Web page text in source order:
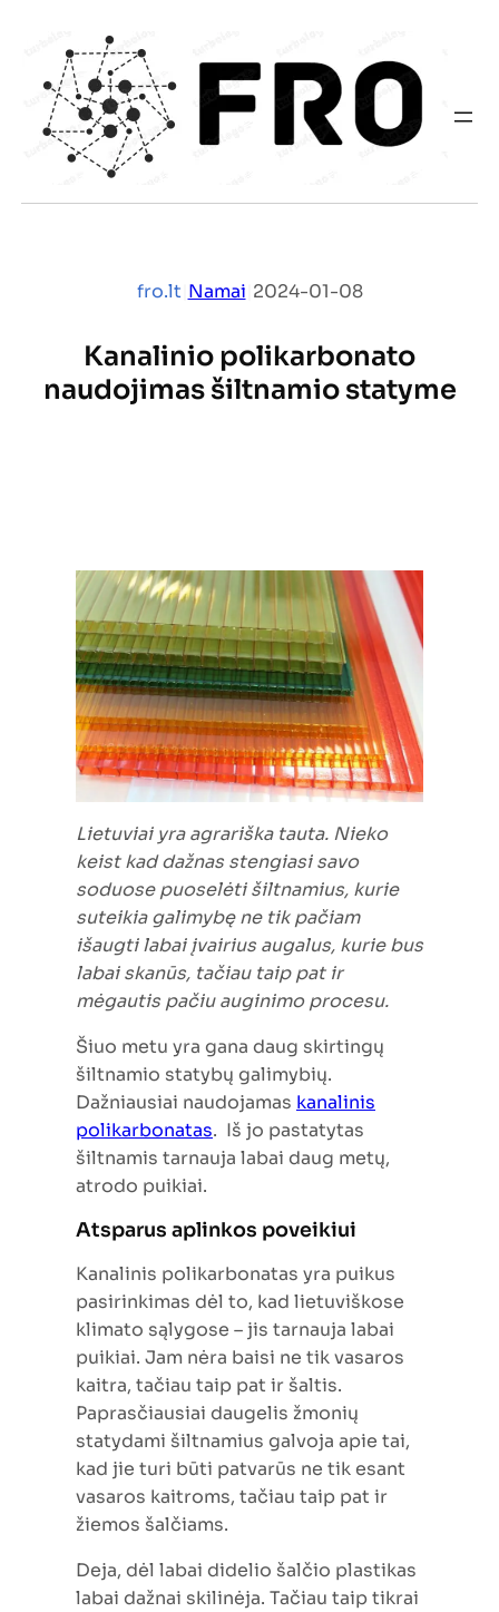
turinio
fro.lt Namai 2024-01-08
Kanalinio polikarbonato
naudojimas šiltnamio statyme
Lietuviai yra agrariška tauta. Nieko
keist kad dažnas stengiasi savo
soduose puoselėti šiltnamius, kurie
suteikia galimybę ne tik pačiam
išaugti labai įvairius augalus, kurie bus
labai skanūs, tačiau taip pat ir
mėgautis pačiu auginimo procesu.
Šiuo metu yra gana daug skirtingų
šiltnamio statybų galimybių.
Dažniausiai naudojamas kanalinis
polikarbonatas. Iš jo pastatytas
šiltnamis tarnauja labai daug metų,
atrodo puikiai.
Atsparus aplinkos poveikiui
Kanalinis polikarbonatas yra puikus
pasirinkimas dėl to, kad lietuviškose
klimato sąlygose – jis tarnauja labai
puikiai. Jam nėra baisi ne tik vasaros
kaitra, tačiau taip pat ir šaltis.
Paprasčiausiai daugelis žmonių
statydami šiltnamius galvoja apie tai,
kad jie turi būti patvarūs ne tik esant
vasaros kaitroms, tačiau taip pat ir
žiemos šalčiams.
Deja, dėl labai didelio šalčio plastikas
labai dažnai skilinėja. Tačiau taip tikrai